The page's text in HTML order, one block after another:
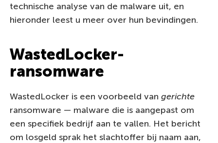
technische analyse van de malware uit, en
hieronder leest u meer over hun bevindingen.
WastedLocker-
ransomware
WastedLocker is een voorbeeld van gerichte
ransomware — malware die is aangepast om
een specifiek bedrijf aan te vallen. Het bericht
om losgeld sprak het slachtoffer bij naam aan,